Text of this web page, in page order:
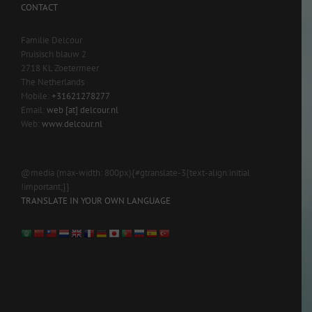
CONTACT
Familie Delcour
Pruisisch blauw 2
2718 KL Zoetermeer
The Netherlands
Mobile: +31621278277
Email: web [at] delcour.nl
Web: www.delcour.nl
@media (max-width: 800px){#gtranslate-3{text-align:initial
!important;}}
TRANSLATE IN YOUR OWN LANGUAGE